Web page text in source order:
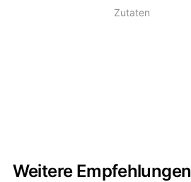
Zutaten
Weitere Empfehlungen